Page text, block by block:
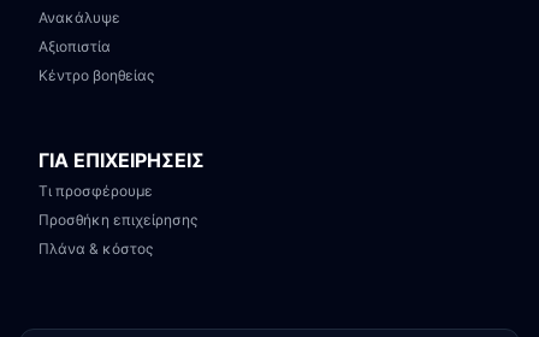
Ανακάλυψε
Αξιοπιστία
Κέντρο βοηθείας
ΓΙΑ ΕΠΙΧΕΙΡΗΣΕΙΣ
Τι προσφέρουμε
Προσθήκη επιχείρησης
Πλάνα & κόστος